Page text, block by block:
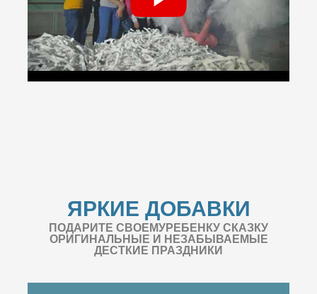
ЯРКИЕ ДОБАВКИ
ПОДАРИТЕ СВОЕМУРЕБЕНКУ СКАЗКУ
ОРИГИНАЛЬНЫЕ И НЕЗАБЫВАЕМЫЕ
ДЕСТКИЕ ПРАЗДНИКИ